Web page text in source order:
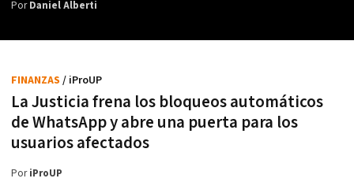
PorDaniel Alberti
La Justicia frena los bloqueos automáticos
de WhatsApp y abre una puerta para los
usuarios afectados
FINANZAS / iProUP
PoriProUP